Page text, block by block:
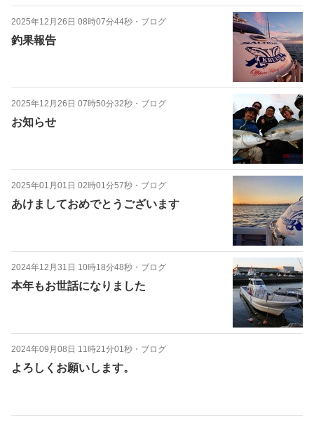
2025年12月26日 08時07分44秒 ・ ブログ
釣果報告
2025年12月26日 07時50分32秒 ・ ブログ
お知らせ
2025年01月01日 02時01分57秒 ・ ブログ
あけましておめでとうございます
2024年12月31日 10時18分48秒 ・ ブログ
本年もお世話になりました
2024年09月08日 11時21分01秒 ・ ブログ
よろしくお願いします。